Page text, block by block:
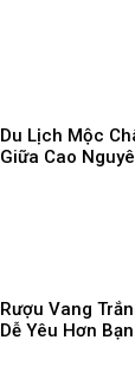
Du Lịch Mộc
Giữa Cao
Rượu Vang
Dễ Yêu Hơn